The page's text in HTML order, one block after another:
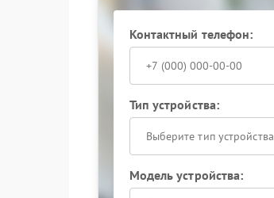
Контактный телефон:
Тип устройства:
Выберите тип устройства
Модель устройства: